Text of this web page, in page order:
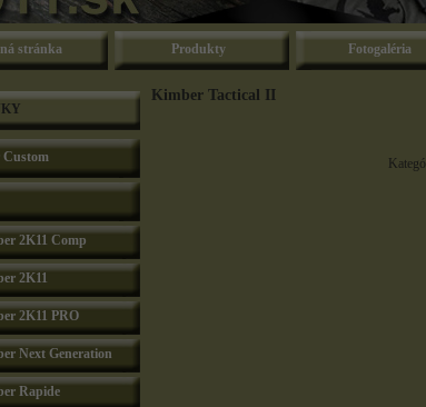
stránka Produkty Fotogaléria
Custom
2K11 Comp
2K11
2K11 PRO
Next Generation
Rapide
Kimber Tactical II